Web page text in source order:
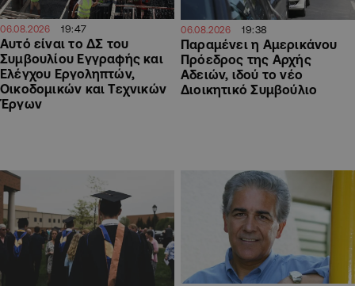
06.08.2026 19:47
Αυτό είναι το ΔΣ του
Συμβουλίου Εγγραφής και
Ελέγχου Εργοληπτών,
Οικοδομικών και Τεχνικών
Έργων
06.08.2026 19:38
Παραμένει η Αμερικάνου
Πρόεδρος της Αρχής
Αδειών, ιδού το νέο
Διοικητικό Συμβούλιο